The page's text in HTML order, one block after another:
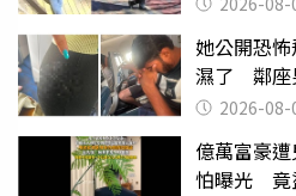
她公開恐
濕了 鄰座
2026-08-
億萬富豪
怕曝光 竟